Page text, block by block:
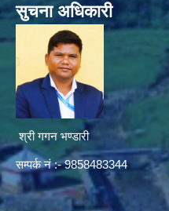
सुचना अधिकारी
श्री गगन भण्डारी
सम्पर्क नं :- 9858483344